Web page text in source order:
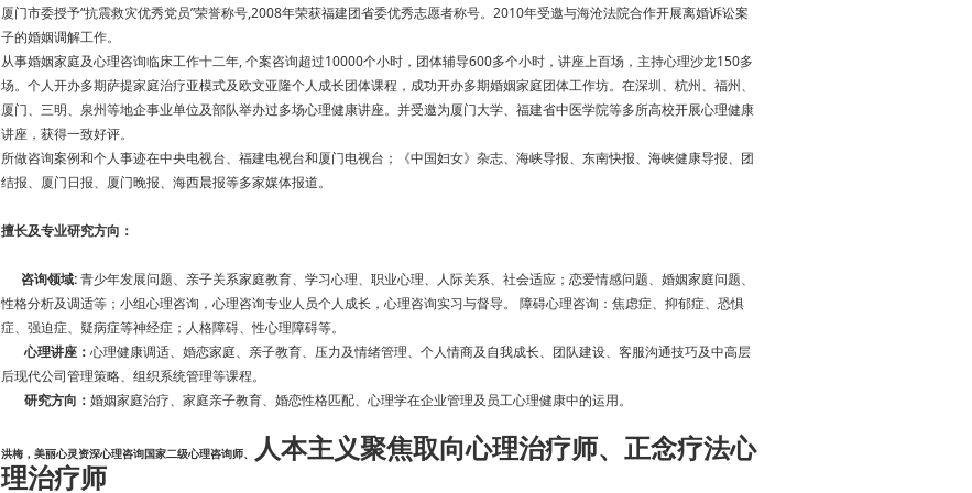
厦门市委授予“抗震救灾优秀党员”荣誉称号,2008年荣获福建团省委优秀志愿者称号。2010年受邀与海沧法院合作开展离婚诉讼案
子的婚姻调解工作。
从事婚姻家庭及心理咨询临床工作十二年, 个案咨询超过10000个小时，团体辅导600多个小时，讲座上百场，主持心理沙龙150多
场。个人开办多期萨提家庭治疗亚模式及欧文亚隆个人成长团体课程，成功开办多期婚姻家庭团体工作坊。在深圳、杭州、福州、
厦门、三明、泉州等地企事业单位及部队举办过多场心理健康讲座。并受邀为厦门大学、福建省中医学院等多所高校开展心理健康
讲座，获得一致好评。
所做咨询案例和个人事迹在中央电视台、福建电视台和厦门电视台；《中国妇女》杂志、海峡导报、东南快报、海峡健康导报、团
结报、厦门日报、厦门晚报、海西晨报等多家媒体报道。
擅长及专业研究方向：
咨询领域:青少年发展问题、亲子关系家庭教育、学习心理、职业心理、人际关系、社会适应；恋爱情感问题、婚姻家庭问题、
性格分析及调适等；小组心理咨询，心理咨询专业人员个人成长，心理咨询实习与督导。 障碍心理咨询：焦虑症、抑郁症、恐惧
症、强迫症、疑病症等神经症；人格障碍、性心理障碍等。
心理讲座： 心理健康调适、婚恋家庭、亲子教育、压力及情绪管理、个人情商及自我成长、团队建设、客服沟通技巧及中高层
后现代公司管理策略、组织系统管理等课程。
研究方向： 婚姻家庭治疗、家庭亲子教育、婚恋性格匹配、心理学在企业管理及员工心理健康中的运用。
洪梅，美丽心灵资深心理咨询国家二级心理咨询师 人本主义聚焦取向心理治疗师、 正念疗法心
理治疗师